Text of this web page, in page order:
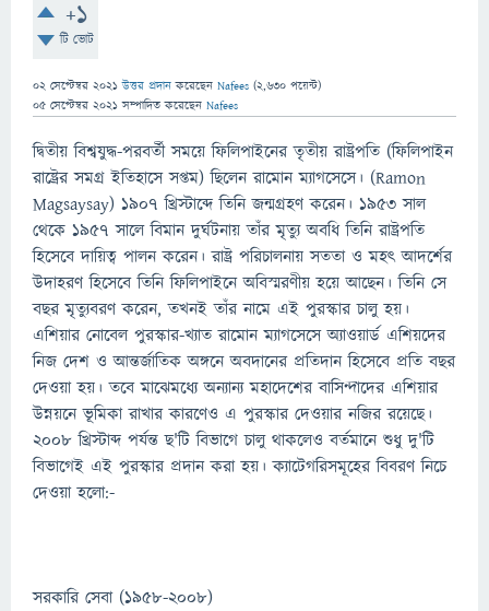
+1
টি ভোট
02 সেপ্টেম্বর 2021 উত্তর প্রদান করেছেন Nafees (2,630 পয়েন্ট)
05 সেপ্টেম্বর 2021 সম্পাদিত করেছেন Nafees
দ্বিতীয় বিশ্বযুদ্ধ-পরবর্তী সময়ে ফিলিপাইনের তৃতীয় রাষ্ট্রপতি (ফিলিপাইন
রাষ্ট্রের সমগ্র ইতিহাসে সপ্তম) ছিলেন রামোন ম্যাগসেসে। (Ramon
Magsaysay) ১৯০৭ খ্রিস্টাব্দে তিনি জন্মগ্রহণ করেন। ১৯৫৩ সাল
থেকে ১৯৫৭ সালে বিমান দুর্ঘটনায় তাঁর মৃত্যু অবধি তিনি রাষ্ট্রপতি
হিসেবে দায়িত্ব পালন করেন। রাষ্ট্র পরিচালনায় সততা ও মহৎ আদর্শের
উদাহরণ হিসেবে তিনি ফিলিপাইনে অবিস্মরণীয় হয়ে আছেন। তিনি সে
বছর মৃত্যুবরণ করেন, তখনই তাঁর নামে এই পুরস্কার চালু হয়।
এশিয়ার নোবেল পুরস্কার-খ্যাত রামোন ম্যাগসেসে অ্যাওয়ার্ড এশিয়দের
নিজ দেশ ও আন্তর্জাতিক অঙ্গনে অবদানের প্রতিদান হিসেবে প্রতি বছর
দেওয়া হয়। তবে মাঝেমধ্যে অন্যান্য মহাদেশের বাসিন্দাদের এশিয়ার
উন্নয়নে ভূমিকা রাখার কারণেও এ পুরস্কার দেওয়ার নজির রয়েছে।
২০০৮ খ্রিস্টাব্দ পর্যন্ত ছ'টি বিভাগে চালু থাকলেও বর্তমানে শুধু দু'টি
বিভাগেই এই পুরস্কার প্রদান করা হয়। ক্যাটেগরিসমূহের বিবরণ নিচে
দেওয়া হলো:-
সরকারি সেবা (১৯৫৮-২০০৮)